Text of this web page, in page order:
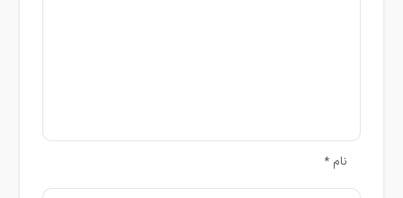
نام*